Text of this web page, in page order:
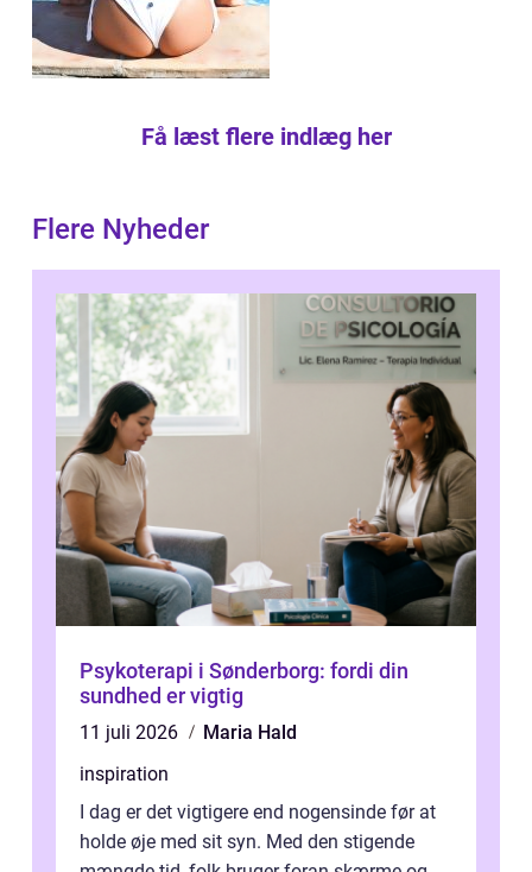
Få læst flere indlæg her
Flere Nyheder
Psykoterapi i Sønderborg: fordi din
sundhed er vigtig
11 juli 2026
Maria Hald
inspiration
I dag er det vigtigere end nogensinde før at
holde øje med sit syn. Med den stigende